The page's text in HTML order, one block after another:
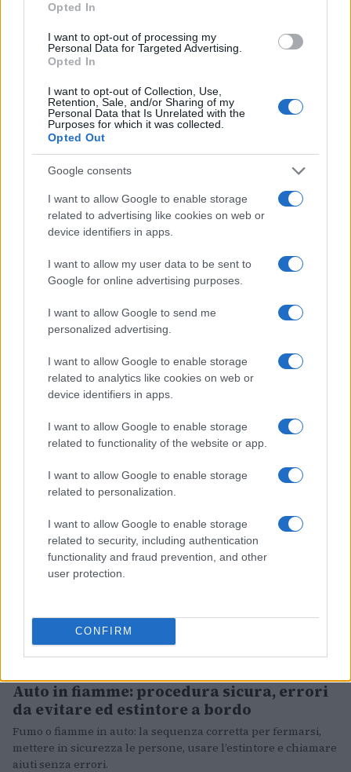
Opted In
I want to opt-out of processing my
Personal Data for Targeted Advertising.
Opted In
I want to opt-out of Collection, Use,
Retention, Sale, and/or Sharing of my
Personal Data that Is Unrelated with the
Purposes for which it was collected.
Opted Out
Google consents
I want to allow Google to enable storage
related to advertising like cookies on web or
device identifiers in apps.
I want to allow my user data to be sent to
Google for online advertising purposes.
I want to allow Google to send me
personalized advertising.
I want to allow Google to enable storage
related to analytics like cookies on web or
device identifiers in apps.
I want to allow Google to enable storage
related to functionality of the website or app.
I want to allow Google to enable storage
related to personalization.
I want to allow Google to enable storage
related to security, including authentication
functionality and fraud prevention, and other
user protection.
CONFIRM
novità su questo possibile…
Ilaria Mauri · 8 Ago 2026
BASKET
Europei Under 16: l’Italia perde contro la
Lettonia nella prima partita
L'Italia Under 16 ha perso contro la Lettonia all'esordio degli
dichiarazioni del…
Andrea Conforti · 7 Ago 2026
Motori VEDI TUTTI →
MOTORI
Auto in fiamme: procedura sicura, errori
da evitare ed estintore a bordo
Fumo o fiamme in auto: la sequenza corretta per fermarsi,
mettere in sicurezza le persone, usare l’estintore e chiamare
aiuti senza errori.